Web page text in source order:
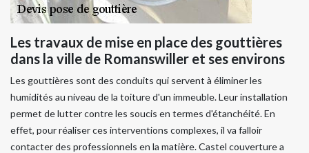
Les travaux de mise en place des gouttières
dans la ville de Romanswiller et ses environs
Les gouttières sont des conduits qui servent à éliminer les
humidités au niveau de la toiture d'un immeuble. Leur installation
permet de lutter contre les soucis en termes d'étanchéité. En
effet, pour réaliser ces interventions complexes, il va falloir
contacter des professionnels en la matière. Castel couverture a